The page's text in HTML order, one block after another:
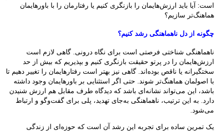
است: آیا باید ارزش‌هایمان را بازنگری کنیم یا رفتارمان را با باورهایمان
هماهنگ‌تر سازیم؟
چگونه از دل ناهماهنگی رشد کنیم؟
ناهماهنگی شناختی فرصتی است برای نگاه درونی. گاهی لازم است
ارزش‌هایمان را در پرتو حقیقت بازنگری کنیم و بپذیریم که بیش از حد
سختگیرانه یا ناقص بوده‌اند. گاهی نیز بهتر است رفتارهایمان را تغییر دهیم تا
با اصولمان هماهنگ‌تر شوند. حتی اگر استثنایی بر باورهایمان وجود داشته
باشد، این می‌تواند نشانه‌ای باشد که دیدگاه طرف مقابل هم ارزش شنیدن
دارد. به این ترتیب، ناهماهنگی به‌جای تهدید، پلی برای گفت‌وگو و ارتباط
می‌شود.
یک تمرین ساده برای تجربه این رشد آن است که حوزه‌ای از زندگی